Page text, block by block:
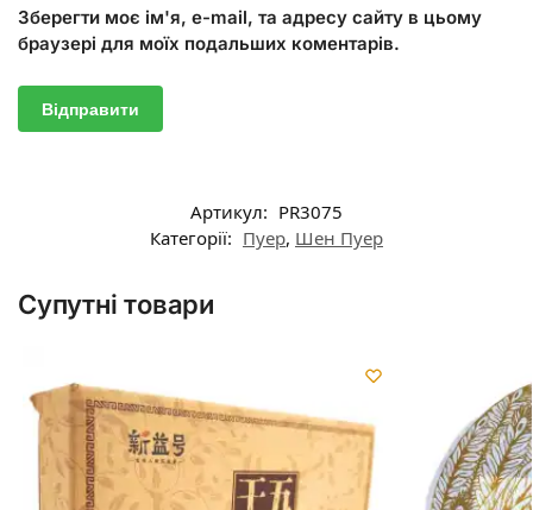
Зберегти моє ім'я, e-mail, та адресу сайту в цьому
браузері для моїх подальших коментарів.
Артикул: PR3075
Категорії: Пуер, Шен Пуер
Супутні товари